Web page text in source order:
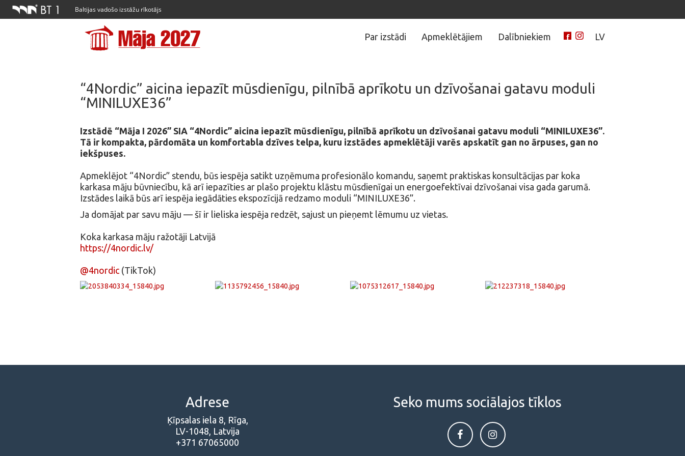
Baltijas vadošo izstāžu rīkotājs
Par izstādi Apmeklētājiem Dalībniekiem LV
“4Nordic” aicina iepazīt mūsdienīgu, pilnībā aprīkotu un dzīvošanai gatavu moduli
“MINILUXE36”
Izstādē “Māja I 2026” SIA “4Nordic” aicina iepazīt mūsdienīgu, pilnībā aprīkotu un dzīvošanai gatavu moduli “MINILUXE36”.
Tā ir kompakta, pārdomāta un komfortabla dzīves telpa, kuru izstādes apmeklētāji varēs apskatīt gan no ārpuses, gan no
iekšpuses.
Apmeklējot “4Nordic” stendu, būs iespēja satikt uzņēmuma profesionālo komandu, saņemt praktiskas konsultācijas par koka
karkasa māju būvniecību, kā arī iepazīties ar plašo projektu klāstu mūsdienīgai un energoefektīvai dzīvošanai visa gada garumā.
Izstādes laikā būs arī iespēja iegādāties ekspozīcijā redzamo moduli “MINILUXE36”.
Ja domājat par savu māju — šī ir lieliska iespēja redzēt, sajust un pieņemt lēmumu uz vietas.
Koka karkasa māju ražotāji Latvijā
https://4nordic.lv/
@4nordic (TikTok)
Adrese
Ķīpsalas iela 8, Rīga,
LV-1048, Latvija
+371 67065000
Seko mums sociālajos tīklos